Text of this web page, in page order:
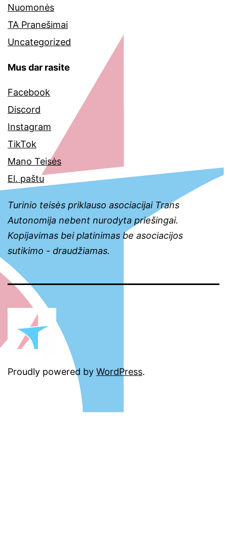
Nuomonės
TA Pranešimai
Uncategorized
Mus dar rasite
Facebook
Discord
Instagram
TikTok
Mano Teisės
El. paštu
Turinio teisės priklauso asociacijai Trans
Autonomija nebent nurodyta priešingai.
Kopijavimas bei platinimas be asociacijos
sutikimo - draudžiamas.
Proudly powered by WordPress.